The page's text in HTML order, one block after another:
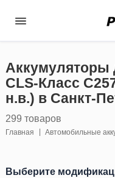
Аккумуляторы
CLS-Класс
н.в.) в Санкт-
299 товаров
Главная Автомобильные
Выберите